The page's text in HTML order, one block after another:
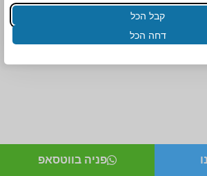
קבל הכל
דחה הכל
שבר
תומכים ומייצבים לשורש
תומך ברך / בירכיות
פניה בווטסאפ